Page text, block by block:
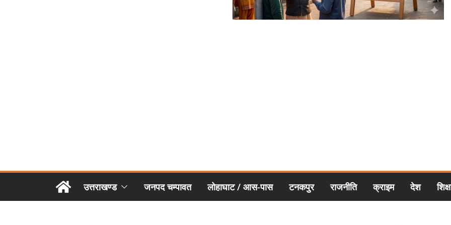
उत्तराखण्ड जनपद चम्पावत लोहाघाट / आस-पास टनकपुर राजनीति क्राइम देश